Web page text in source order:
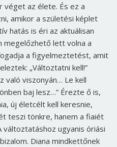
véget az élete. És ez a
amikor a születési képlet
hatás is éri az aktuálisan
megelőzhető lett volna a
a figyelmeztetést, amit
„Változtatni kell!”
való viszonyán… Le kell
baj lesz…” Érezte ő is,
új életcélt kell keresnie,
teszi tönkre, hanem a fiaiét
ugyanis óriási
Diana mindkettőnek